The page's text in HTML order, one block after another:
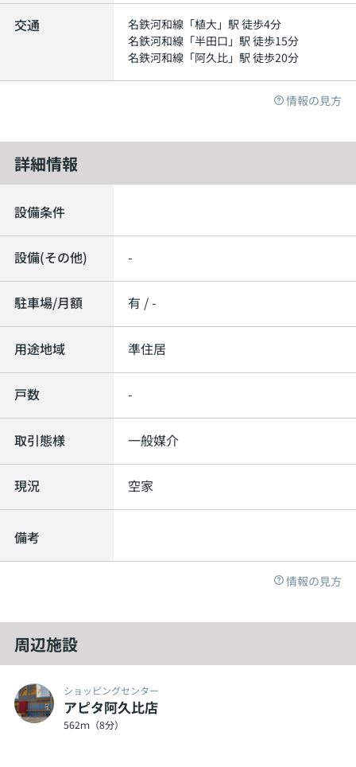
交通 名鉄河和線 「植大」駅 徒歩4分
名鉄河和線 「半田口 」駅 徒歩15分
名鉄河和線 「阿久比」駅 徒歩20分
情報の見方
詳細情報
設備条件
設備(その他) -
駐車場/月額 有 / -
用途地域 準住居
戸数 -
取引態様 一般媒介
現況 空家
備考
情報の見方
周辺施設
ショッピングセンター
アピタ阿久比店
562ｍ（8分）